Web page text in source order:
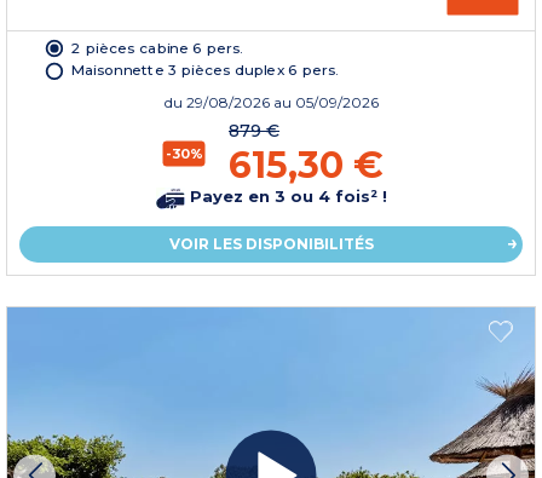
2 pièces cabine 6 pers.
Maisonnette 3 pièces duplex 6 pers.
du 29/08/2026 au 05/09/2026
-30%
879 €
615,30 €
Payez en 3 ou 4 fois² !
VOIR LES DISPONIBILITÉS